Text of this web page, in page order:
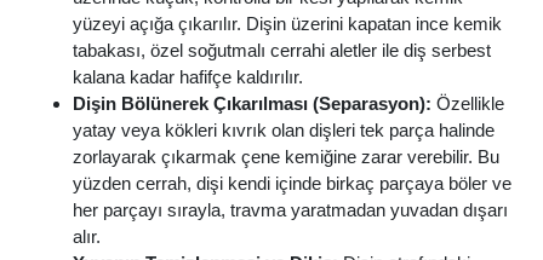
yüzeyi açığa çıkarılır. Dişin üzerini kapatan ince kemik
tabakası, özel soğutmalı cerrahi aletler ile diş serbest
kalana kadar hafifçe kaldırılır.
Dişin Bölünerek Çıkarılması (Separasyon): Özellikle
yatay veya kökleri kıvrık olan dişleri tek parça halinde
zorlayarak çıkarmak çene kemiğine zarar verebilir. Bu
yüzden cerrah, dişi kendi içinde birkaç parçaya böler ve
her parçayı sırayla, travma yaratmadan yuvadan dışarı
alır.